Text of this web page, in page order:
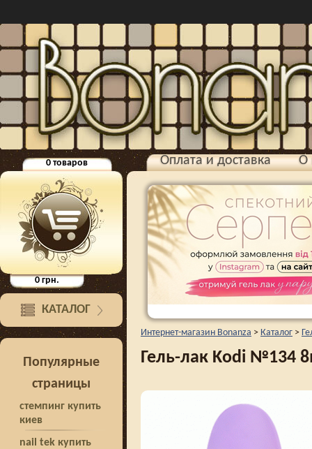
0товаров
0грн.
КАТАЛОГ
Популярные
страницы
стемпинг купить
киев
nail tek купить
Оплата и доставка О
Интернет-магазин Bonanza > Каталог >
Гель-лак Kodi №134